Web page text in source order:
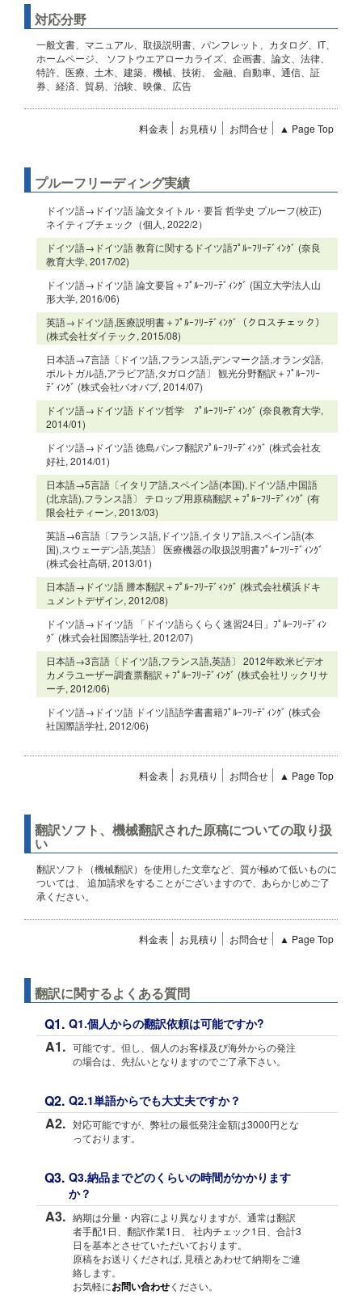
対応分野
一般文書、マニュアル、取扱説明書、パンフレット、カタログ、IT、
ホームページ、 ソフトウエアローカライズ、企画書、論文、法律、
特許、医療、土木、建築、機械、技術、 金融、自動車、通信、証
券、経済、貿易、治験、映像、広告
料金表 お見積り お問合せ ▲ Page Top
プルーフリーディング実績
ドイツ語→ドイツ語 論文タイトル・要旨 哲学史 プルーフ(校正)
ネイティブチェック（個人, 2022/2）
ドイツ語→ドイツ語 教育に関するドイツ語ﾌﾟﾙｰﾌﾘｰﾃﾞｨﾝｸﾞ (奈良
教育大学, 2017/02)
ドイツ語→ドイツ語 論文要旨＋ﾌﾟﾙｰﾌﾘｰﾃﾞｨﾝｸﾞ (国立大学法人山
形大学, 2016/06)
英語→ドイツ語,医療説明書＋ﾌﾟﾙｰﾌﾘｰﾃﾞｨﾝｸﾞ（クロスチェック）
(株式会社ダイテック, 2015/08)
日本語→7言語〔ドイツ語,フランス語,デンマーク語,オランダ語,
ポルトガル語,アラビア語,タガログ語〕 観光分野翻訳＋ﾌﾟﾙｰﾌﾘｰ
ﾃﾞｨﾝｸﾞ (株式会社バオバブ, 2014/07)
ドイツ語→ドイツ語 ドイツ哲学 ﾌﾟﾙｰﾌﾘｰﾃﾞｨﾝｸﾞ (奈良教育大学,
2014/01)
ドイツ語→ドイツ語 徳島パンフ翻訳ﾌﾟﾙｰﾌﾘｰﾃﾞｨﾝｸﾞ (株式会社友
好社, 2014/01)
日本語→5言語〔イタリア語,スペイン語(本国),ドイツ語,中国語
(北京語),フランス語〕 テロップ用原稿翻訳＋ﾌﾟﾙｰﾌﾘｰﾃﾞｨﾝｸﾞ (有
限会社ティーン, 2013/03)
英語→6言語〔フランス語,ドイツ語,イタリア語,スペイン語(本
国),スウェーデン語,英語〕 医療機器の取扱説明書ﾌﾟﾙｰﾌﾘｰﾃﾞｨﾝｸﾞ
(株式会社高研, 2013/01)
日本語→ドイツ語 謄本翻訳＋ﾌﾟﾙｰﾌﾘｰﾃﾞｨﾝｸﾞ (株式会社横浜ドキ
ュメントデザイン, 2012/08)
ドイツ語→ドイツ語 「ドイツ語らくらく速習24日」ﾌﾟﾙｰﾌﾘｰﾃﾞｨﾝ
ｸﾞ (株式会社国際語学社, 2012/07)
日本語→3言語〔ドイツ語,フランス語,英語〕 2012年欧米ビデオ
カメラユーザー調査票翻訳＋ﾌﾟﾙｰﾌﾘｰﾃﾞｨﾝｸﾞ (株式会社リックリサ
ーチ, 2012/06)
ドイツ語→ドイツ語 ドイツ語語学書書籍ﾌﾟﾙｰﾌﾘｰﾃﾞｨﾝｸﾞ (株式会
社国際語学社, 2012/06)
料金表 お見積り お問合せ ▲ Page Top
翻訳ソフト、機械翻訳された原稿についての取り扱
い
翻訳ソフト（機械翻訳）を使用した文章など、質が極めて低いものに
ついては、 追加請求をすることがございますので、あらかじめご了
承ください。
料金表 お見積り お問合せ ▲ Page Top
翻訳に関するよくある質問
Q1. Q1.個人からの翻訳依頼は可能ですか?
A1. 可能です。但し、個人のお客様及び海外からの発注
の場合は、先払いとなりますのでご了承下さい。
Q2. Q2.1単語からでも大丈夫ですか？
A2. 対応可能ですが、弊社の最低発注金額は3000円とな
っております。
Q3. Q3.納品までどのくらいの時間がかかります
か？
A3. 納期は分量・内容により異なりますが、通常は翻訳
者手配1日、翻訳作業1日、 社内チェック1日、合計3
日を基本とさせていただいております。
原稿をお送りくだされば, 見積とあわせて納期をご連
絡します。
お気軽にお問い合わせください。